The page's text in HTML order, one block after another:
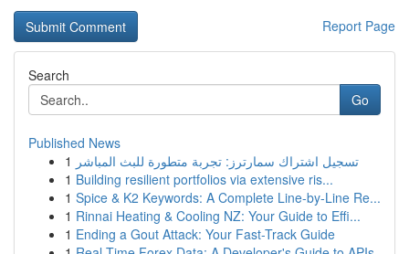
Report Page
Search
Go
Published News
1 تسجيل اشتراك سمارترز: تجربة متطورة للبث المباشر
1 Building resilient portfolios via extensive ris...
1 Spice & K2 Keywords: A Complete Line-by-Line Re...
1 Rinnai Heating & Cooling NZ: Your Guide to Effi...
1 Ending a Gout Attack: Your Fast-Track Guide